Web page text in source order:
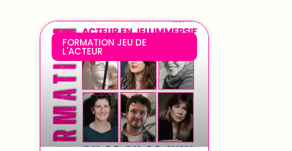
FORMATION JEU DE
L'ACTEUR